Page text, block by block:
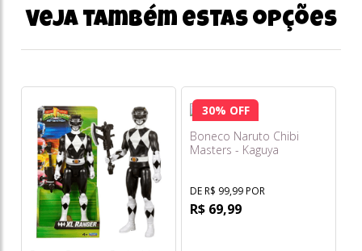
Veja também estas opções
30% OFF
Boneco Naruto Chibi
Masters - Kaguya
DE R$ 99,99 POR
R$ 69,99